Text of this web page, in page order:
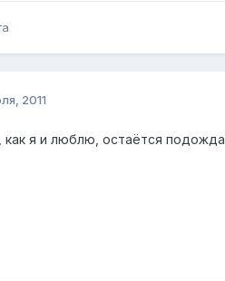
2011
как я и люблю, остаётся